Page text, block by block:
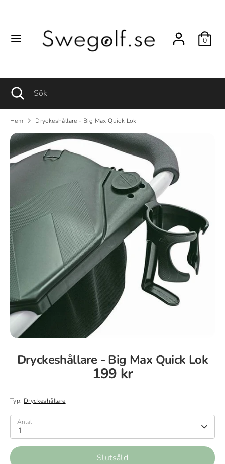
0
Sök Sök
Sök Sök
Stäng
sökfunktionen
Hem Dryckeshållare - Big Max Quick Lok
Dryckeshållare - Big Max Quick Lok
199 kr
Typ: Dryckeshållare
Antal
1
Slutsåld